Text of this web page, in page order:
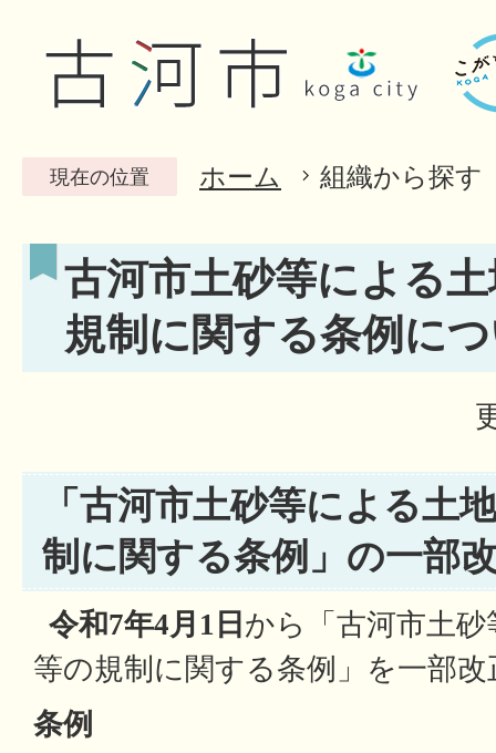
現在の位置 ホーム 組織から探す
古河市土砂等による
規制に関する条例に
「古河市土砂等による土
制に関する条例」の一部
令和7年4月1日 から「古河市土
等の規制に関する条例」を一部
条例